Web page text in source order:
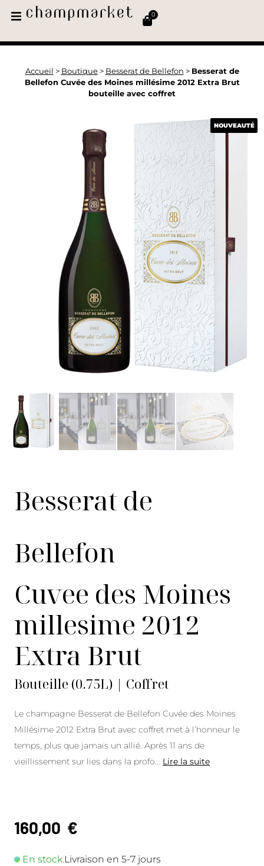
0
Accueil > Boutique> Besserat de Bellefon > Besserat de
Bellefon Cuvée des Moines millésime 2012 Extra Brut
bouteille avec coffret
NOUVEAUTÉ
Besserat de
Bellefon
Cuvee des Moines
millesime 2012
Extra Brut
Bouteille (0.75L) | Coffret
Le champagne Besserat de Bellefon Cuvée des Moines
Millésime 2012 Extra Brut avec coffret met à l’honneur le
temps, plus que jamais un allié. Après 11 ans de
vieillissement sur lies dans la profo
Lire la suite
160,00 €
En stock.Livraison en 5-7 jours